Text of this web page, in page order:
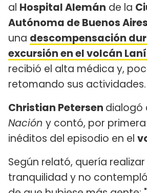
al Hospital Alemán de la
Autónoma de Buenos Aires
una descompensación
excursión en el volcán
recibió el alta médica y,
retomando sus actividades.
Christian Petersen dialogó
Nación y contó, por
inéditos del episodio en el
Según relató, quería
tranquilidad y no